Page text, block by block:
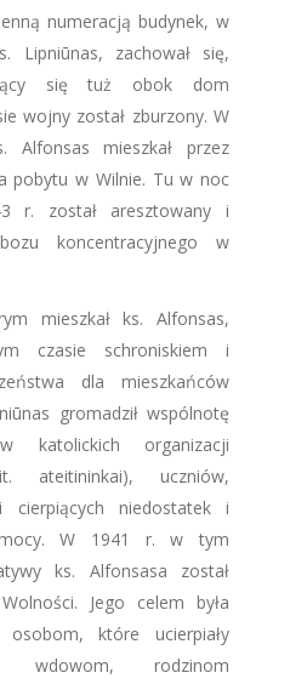
numeracją budynek, w
Lipniūnas, zachował się,
się tuż obok dom
wojny został zburzony. W
Alfonsas mieszkał przez
pobytu w Wilnie. Tu w noc
r. został aresztowany i
koncentracyjnego w
mieszkał ks. Alfonsas,
czasie schroniskiem i
dla mieszkańców
gromadził wspólnotę
katolickich organizacji
ateitininkai), uczniów,
cierpiących niedostatek i
W 1941 r. w tym
ks. Alfonsasa został
Jego celem była
które ucierpiały
wdowom, rodzinom